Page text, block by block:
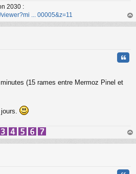
2030 :
... 00005&z=11
au
(15 rames entre Mermoz Pinel et
au